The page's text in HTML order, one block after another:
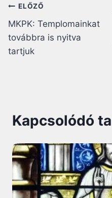
Bejegyzés
navigáció
ELŐZŐ
MKPK: Templomainkat
továbbra is nyitva
tartjuk
Kapcsolódó